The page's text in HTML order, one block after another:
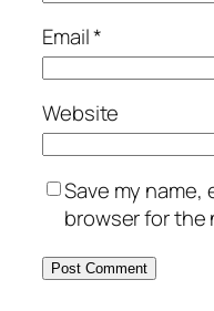
Email*
Website
Save my name,
browser for the